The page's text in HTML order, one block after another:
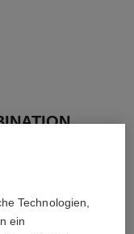
Technologien,
ein